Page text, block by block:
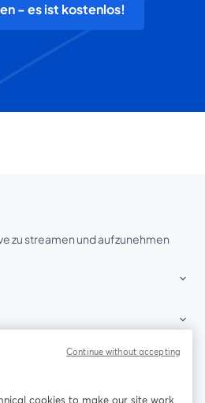
- es ist kostenlos!
zu streamen und aufzunehmen
cookies to make our site work.
Continue without accepting